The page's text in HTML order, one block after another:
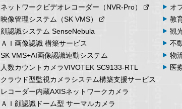
ネットワーク ビデオレコーダー （NVR-Pro）
映像管理システム （SK VMS）
顔認識システム SenseNebula
ＡＩ画像認識 構築サービス
SK VMS+AI画像認識連動システム
人数カウント カメラVIVOTEK SC9133-RTL
クラウド型監視カメラシステム構築支援サービス
レコーダー内蔵AXISネットワークカメラ
ＡＩ顔認識ドーム型 サーマルカメラ
オ
教
観
不
物
医